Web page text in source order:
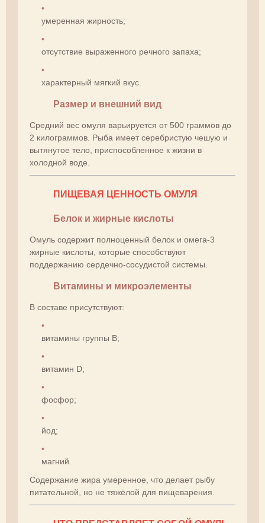
умеренная жирность;
отсутствие выраженного речного запаха;
характерный мягкий вкус.
Размер и внешний вид
Средний вес омуля варьируется от 500 граммов до
2 килограммов. Рыба имеет серебристую чешую и
вытянутое тело, приспособленное к жизни в
холодной воде.
ПИЩЕВАЯ ЦЕННОСТЬ ОМУЛЯ
Белок и жирные кислоты
Омуль содержит полноценный белок и омега-3
жирные кислоты, которые способствуют
поддержанию сердечно-сосудистой системы.
Витамины и микроэлементы
В составе присутствуют:
витамины группы B;
витамин D;
фосфор;
йод;
магний.
Содержание жира умеренное, что делает рыбу
питательной, но не тяжёлой для пищеварения.